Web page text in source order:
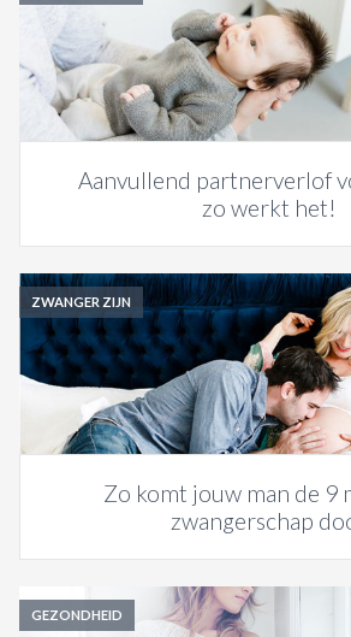
Aanvullend partnerverlof
zo werkt het!
ZWANGER ZIJN
Zo komt jouw man de 9
zwangerschap
GEZONDHEID